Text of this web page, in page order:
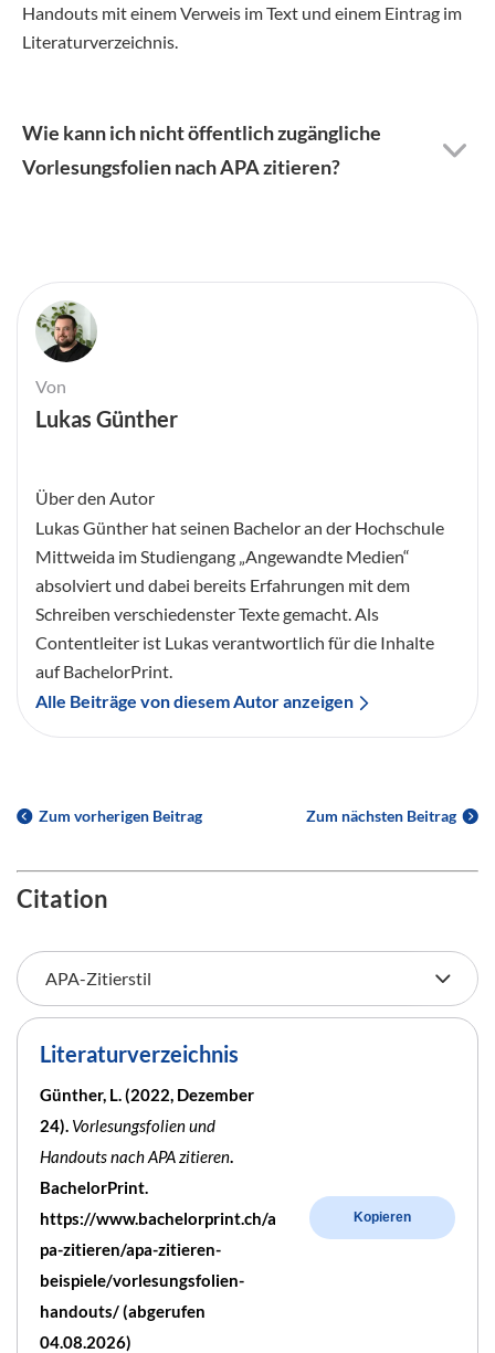
Handouts mit einem Verweis im Text und einem Eintrag im
Literaturverzeichnis.
Wie kann ich nicht öffentlich zugängliche
Vorlesungsfolien nach APA zitieren?
Von
Lukas Günther
Über den Autor
Lukas Günther hat seinen Bachelor an der Hochschule
Mittweida im Studiengang „Angewandte Medien“
absolviert und dabei bereits Erfahrungen mit dem
Schreiben verschiedenster Texte gemacht. Als
Contentleiter ist Lukas verantwortlich für die Inhalte
auf BachelorPrint.
Alle Beiträge von diesem Autor anzeigen
Zum vorherigen Beitrag Zum nächsten Beitrag
Citation
Literaturverzeichnis
Günther, L. (2022, Dezember
24). Vorlesungsfolien und
Handouts nach APA zitieren.
BachelorPrint.
https://www.bachelorprint.ch/a
pa-zitieren/apa-zitieren-
beispiele/vorlesungsfolien-
handouts/ (abgerufen
04.08.2026)
Kopieren